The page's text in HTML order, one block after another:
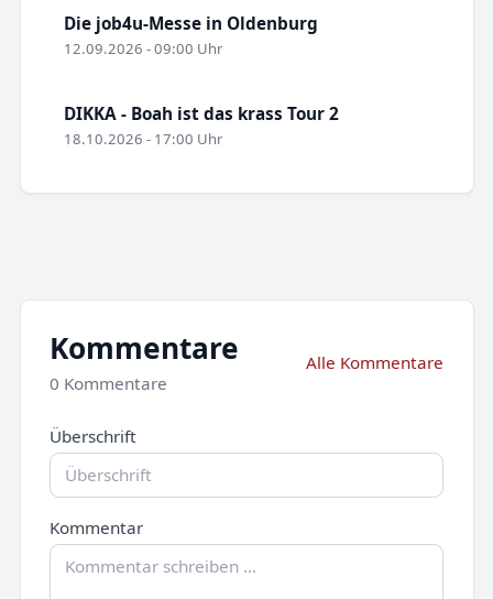
Die job4u-Messe in Oldenburg
12.09.2026 - 09:00 Uhr
DIKKA - Boah ist das krass Tour 2
18.10.2026 - 17:00 Uhr
Kommentare
0 Kommentare
Alle Kommentare
Überschrift
Kommentar